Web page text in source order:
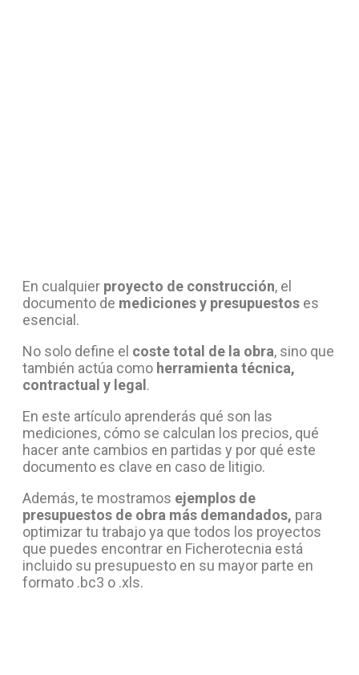
En cualquier proyecto de construcción, el
documento de mediciones y presupuestos es
esencial.
No solo define el coste total de la obra, sino que
también actúa como herramienta técnica,
contractual y legal .
En este artículo aprenderás qué son las
mediciones, cómo se calculan los precios, qué
hacer ante cambios en partidas y por qué este
documento es clave en caso de litigio.
Además, te mostramos ejemplos de
presupuestos de obra más demandados, para
optimizar tu trabajo ya que todos los proyectos
que puedes encontrar en Ficherotecnia está
incluido su presupuesto en su mayor parte en
formato .bc3 o .xls.